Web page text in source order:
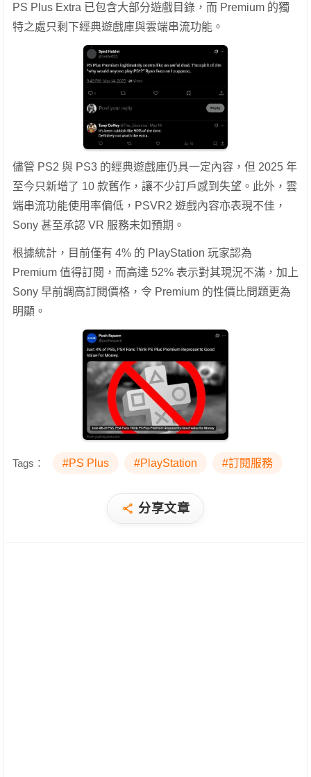
PS Plus Extra 已包含大部分遊戲目錄，而 Premium 的獨
特之處只剩下經典遊戲庫與雲端串流功能。
儘管 PS2 與 PS3 的經典遊戲庫仍具一定內容，但 2025 年
至今只新增了 10 款舊作，讓不少訂戶感到失望。此外，雲
端串流功能使用率偏低，PSVR2 遊戲內容亦表現不佳，
Sony 甚至承認 VR 服務未如預期。
根據統計，目前僅有 4% 的 PlayStation 玩家認為
Premium 值得訂閱，而高達 52% 表示對其現況不滿，加上
Sony 早前調高訂閱價格，令 Premium 的性價比問題更為
明顯。
Tags： #PS Plus #PlayStation #訂閱服務
分享文章